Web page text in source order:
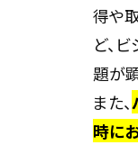
得や
ど、
題が
また、
時に